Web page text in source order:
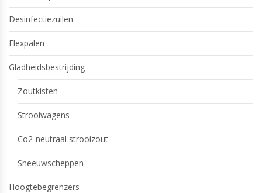
Desinfectiezuilen
Flexpalen
Gladheidsbestrijding
Zoutkisten
Strooiwagens
Co2-neutraal strooizout
Sneeuwscheppen
Hoogtebegrenzers